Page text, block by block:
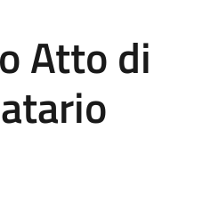
Atto di